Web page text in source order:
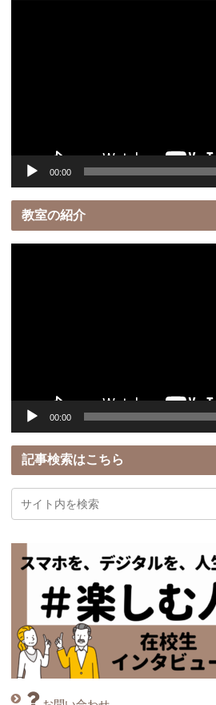
00:00
教室の紹介
00:00
記事検索はこちら